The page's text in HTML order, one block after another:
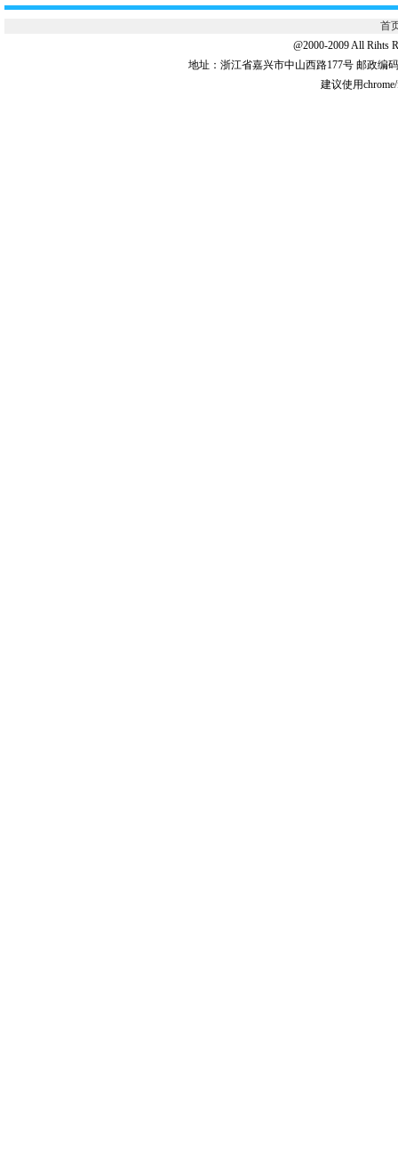
首
@2000-2009 All Rihts
地址：浙江省嘉兴市中山西路177号 邮政编
建议使用